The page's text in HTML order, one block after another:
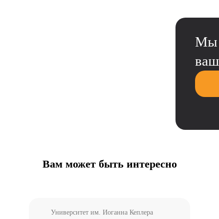
Мы
Вам может быть интересно
Университет им. Иоганна Кеплера